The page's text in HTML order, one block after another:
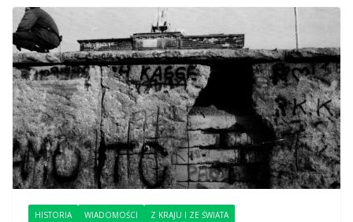
HISTORIA WIADOMOŚCI Z KRAJU I ZE ŚWIATA